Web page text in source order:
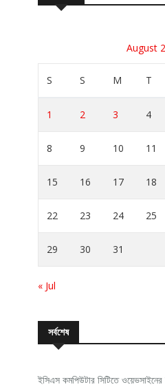
August
S S M T
1 2 3 4
8 9 10 11
15 16 17 18
22 23 24 25
29 30 31
« Jul
সর্বশেষ
ইসিএস কমপিউটার সিটিতে ওয়েভসাইনের